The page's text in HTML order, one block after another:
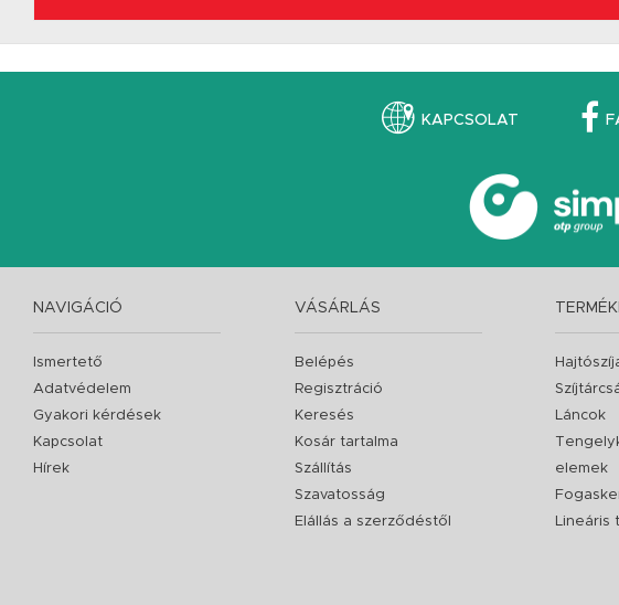
KAPCSOLAT
NAVIGÁCIÓ
Ismertető
Adatvédelem
Gyakori kérdések
Kapcsolat
Hírek
VÁSÁRLÁS
Belépés
Regisztráció
Keresés
Kosár tartalma
Szállítás
Szavatosság
Elállás a szerződéstől
Láncok
elemek
Lineáris